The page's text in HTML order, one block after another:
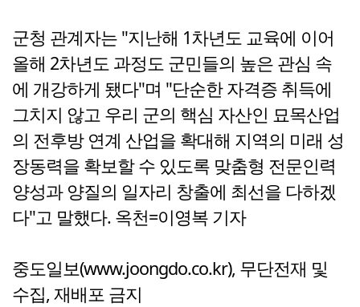
군청 관계자는 "지난해 1차년도 교육에 이어
올해 2차년도 과정도 군민들의 높은 관심 속
에 개강하게 됐다"며 "단순한 자격증 취득에
그치지 않고 우리 군의 핵심 자산인 묘목산업
의 전후방 연계 산업을 확대해 지역의 미래 성
장동력을 확보할 수 있도록 맞춤형 전문인력
양성과 양질의 일자리 창출에 최선을 다하겠
다"고 말했다. 옥천=이영복 기자
중도일보(www.joongdo.co.kr), 무단전재 및
수집, 재배포 금지